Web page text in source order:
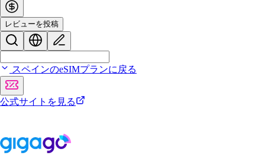
レビューを投稿
スペインのeSIMプランに戻る
公式サイトを見る